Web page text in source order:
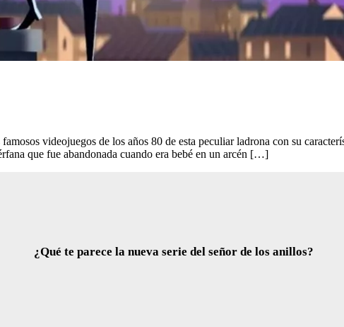
videojuegos de los años 80 de esta peculiar ladrona con su
que fue abandonada cuando era bebé en un arcén […]
¿Qué te parece la nueva serie del señor de los anillos?